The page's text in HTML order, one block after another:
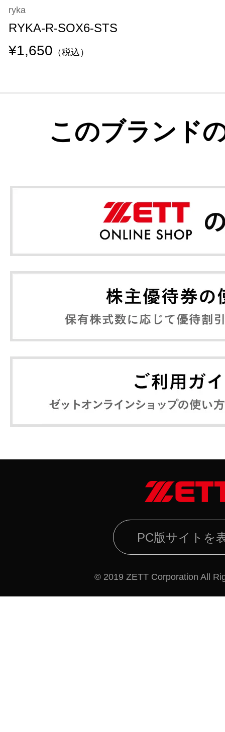
ryka
RYKA-R-SOX6-STS
¥1,650 （税込）
このブランド
PC版サイトを
© 2019 ZETT Corporation All